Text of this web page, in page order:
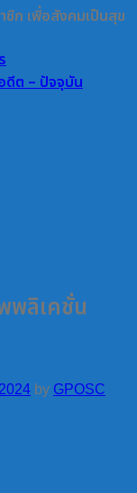
ก เพื่อสังคมเป็นสุข
ดีต – ปัจจุบัน
พลิเคชั่น
by GPOSC